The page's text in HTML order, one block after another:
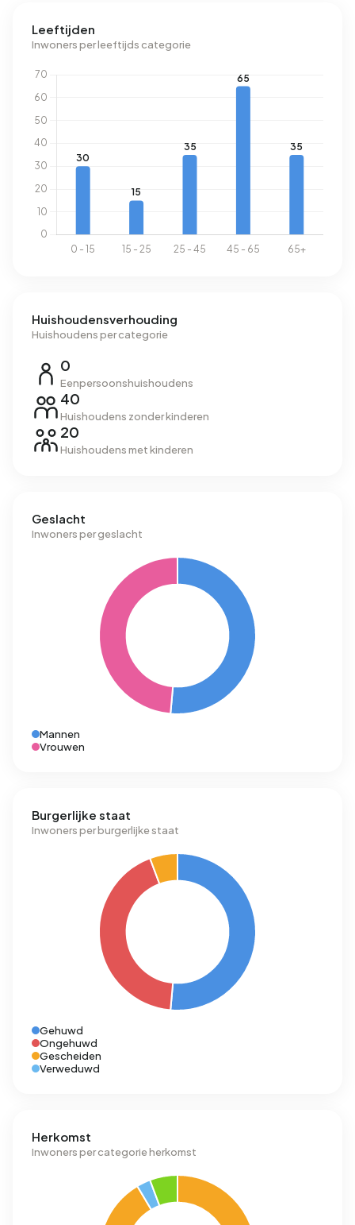
Leeftijden
Inwoners per leeftijds categorie
Huishoudensverhouding
Huishoudens per categorie
0
Eenpersoonshuishoudens
40
Huishoudens zonder kinderen
20
Huishoudens met kinderen
Geslacht
Inwoners per geslacht
Mannen
Vrouwen
Burgerlijke staat
Inwoners per burgerlijke staat
Gehuwd
Ongehuwd
Gescheiden
Verweduwd
Herkomst
Inwoners per categorie herkomst